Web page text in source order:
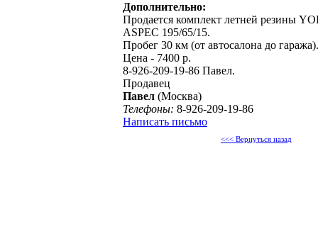
Дополнительно:
Продается комплект летней резины
ASPEC 195/65/15.
Пробег 30 км (от автосалона до гаража).
Цена - 7400 р.
8-926-209-19-86 Павел.
Продавец
Павел (Москва)
Телефоны: 8-926-209-19-86
Написать письмо
<<< Вернуться назад